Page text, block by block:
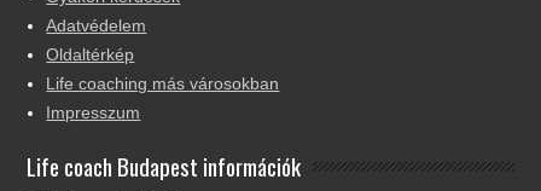
Adatvédelem
Oldaltérkép
Life coaching más városokban
Impresszum
Life coach Budapest információk